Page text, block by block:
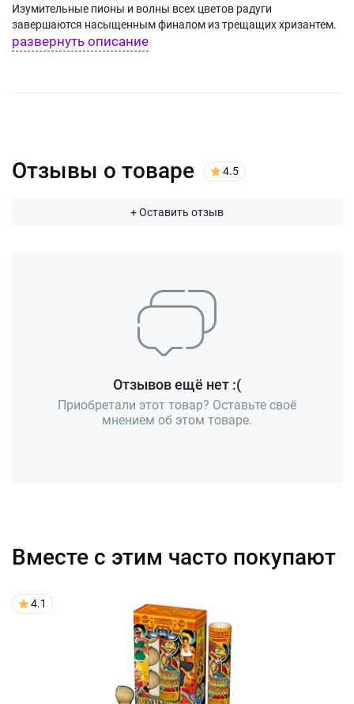
Изумительные пионы и волны всех цветов радуги
завершаются насыщенным финалом из трещащих хризантем.
Порадуйте гостей!
развернуть описание
Отзывы о товаре 4.5
+ Оставить отзыв
Отзывов ещё нет :(
Приобретали этот товар? Оставьте своё
мнением об этом товаре.
Вместе с этим часто покупают
4.1